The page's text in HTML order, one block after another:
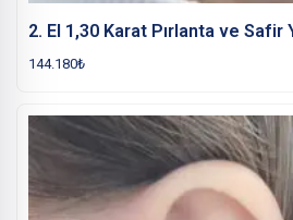
2. El 1,30 Karat Pırlanta ve Safir
144.180₺